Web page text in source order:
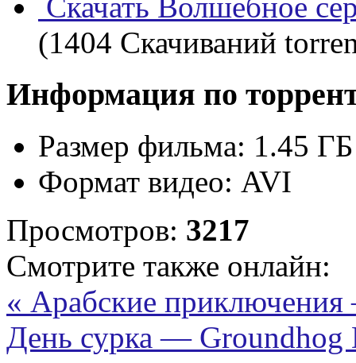
Скачать Волшебное
(1404 Скачиваний
Информация по
Размер фильма: 1.45 ГБ
Формат видео: AVI
Просмотров: 3217
Смотрите также онлайн:
« Арабские
День сурка — Groundhog